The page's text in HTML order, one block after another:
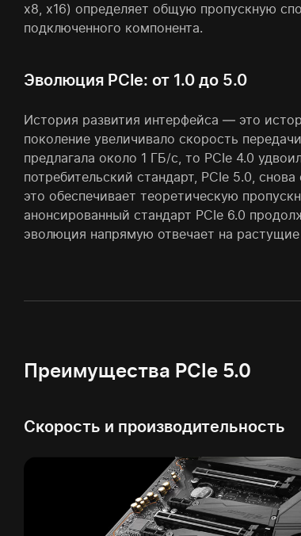
x8, x16) определяет общую пропускную
подключенного компонента.
Эволюция PCIe: от 1.0 до 5.0
История развития интерфейса — это
поколение увеличивало скорость
предлагала около 1 ГБ/с, то PCIe 4.0
потребительский стандарт, PCIe 5.0,
это обеспечивает теоретическую
анонсированный стандарт PCIe 6.0
эволюция напрямую отвечает на
Преимущества PCIe 5.0
Скорость и производительность